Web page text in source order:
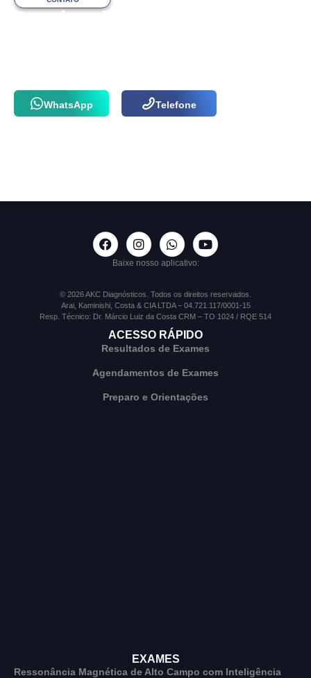
Precisa de ajuda
WhatsApp Telefone
Baixe nosso aplicativo:
© 2026 AKC Diagnósticos. Todos os direitos reservados.
Arai, Kaminishi, Costa & CIA LTDA – 04.721.117/0001-15
Resp. Técnico: Dr. Márcio Luiz da Costa CRM – TO 1024 / RQE 514
ACESSO RÁPIDO
Resultados de Exames
Agendamentos de Exames
Preparo e Orientações
EXAMES
Ressonância Magnética de Alto Campo com Inteligência